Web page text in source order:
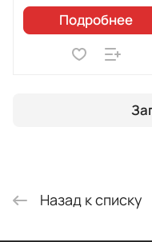
Подробнее
Назад к списку